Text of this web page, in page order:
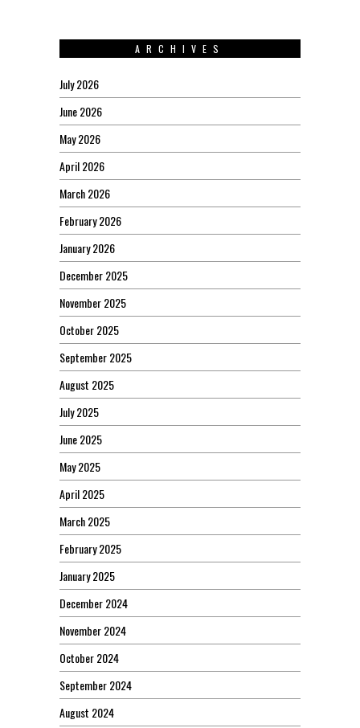
ARCHIVES
July 2026
June 2026
May 2026
April 2026
March 2026
February 2026
January 2026
December 2025
November 2025
October 2025
September 2025
August 2025
July 2025
June 2025
May 2025
April 2025
March 2025
February 2025
January 2025
December 2024
November 2024
October 2024
September 2024
August 2024